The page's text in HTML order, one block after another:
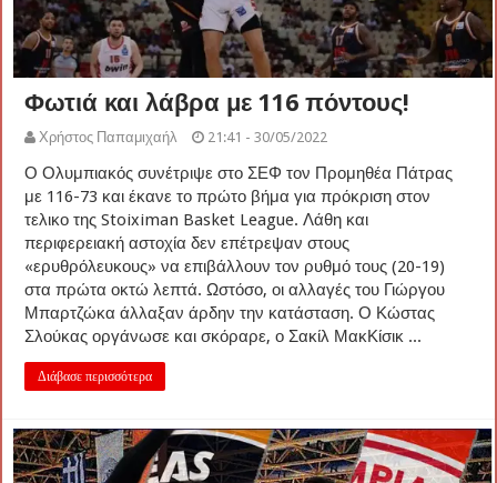
Φωτιά και λάβρα με 116 πόντους!
Χρήστος Παπαμιχαήλ 21:41 - 30/05/2022
Ο Ολυμπιακός συνέτριψε στο ΣΕΦ τον Προμηθέα Πάτρας
με 116-73 και έκανε το πρώτο βήμα για πρόκριση στον
τελικο της Stoiximan Basket League. Λάθη και
περιφερειακή αστοχία δεν επέτρεψαν στους
«ερυθρόλευκους» να επιβάλλουν τον ρυθμό τους (20-19)
στα πρώτα οκτώ λεπτά. Ωστόσο, οι αλλαγές του Γιώργου
Μπαρτζώκα άλλαξαν άρδην την κατάσταση. Ο Κώστας
Σλούκας οργάνωσε και σκόραρε, ο Σακίλ ΜακΚίσικ ...
Διάβασε περισσότερα